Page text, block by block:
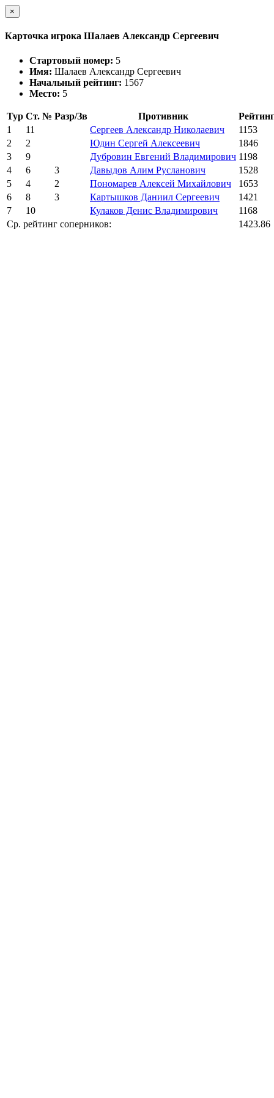
×
Карточка игрока Шалаев Александр Сергеевич
Стартовый номер: 5
Имя: Шалаев Александр Сергеевич
Начальный рейтинг: 1567
Место: 5
Тур Ст. № Разр/Зв Противник
Рейтинг
1
11 Сергеев Александр Николаевич
1153
2
2 Юдин Сергей Алексеевич
1846
3
9 Дубровин Евгений Владимирович 1198
4
6 3 Давыдов Алим Русланович
1528
5
4 2 Пономарев Алексей Михайлович
1653
6
8 3 Картышков Даниил Сергеевич
1421
7
10 Кулаков Денис Владимирович
1168
Ср. рейтинг соперников:
1423.86